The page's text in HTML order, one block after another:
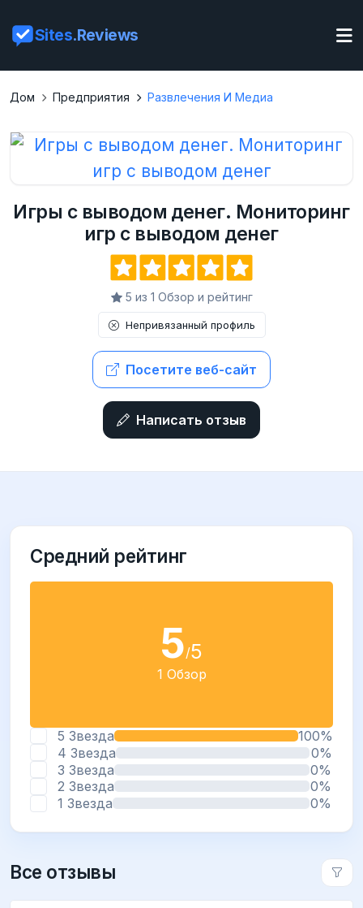
Sites.Reviews
Дом Предприятия Развлечения И Медиа
Игры с выводом денег. Мониторинг
игр с выводом денег
5 из 1 Обзор и рейтинг
Непривязанный профиль
Посетите веб-сайт
Написать отзыв
Средний рейтинг
5/5
1 Обзор
5 Звезда
100%
4 Звезда
0%
3 Звезда
0%
2 Звезда
0%
1 Звезда
0%
Все отзывы